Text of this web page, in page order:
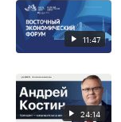
11:47
24:14